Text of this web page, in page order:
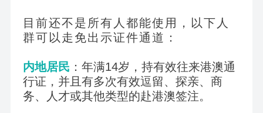
目前还不是所有人都能使用，以下人
群可以走免出示证件通道：
内地居民 ：年满14岁，持有效往来港澳通
行证，并且有多次有效逗留、探亲、商
务、人才或其他类型的赴港澳签注。